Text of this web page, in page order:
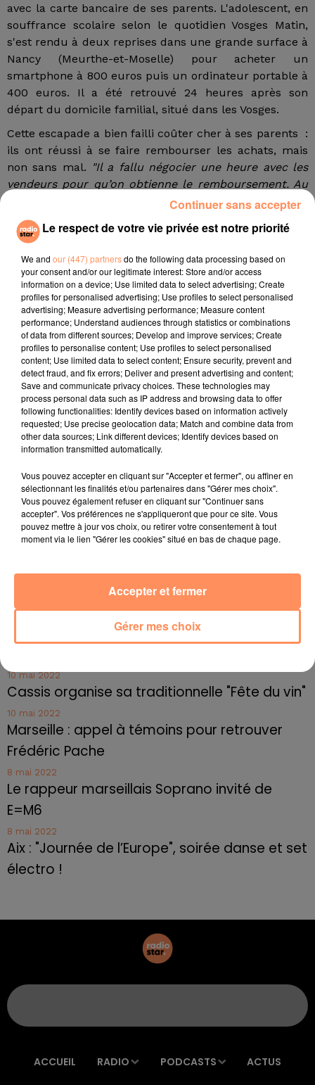
avec la carte bancaire de ses parents. L'adolescent, en
souffrance scolaire selon le quotidien Vosges Matin,
s'est rendu à deux reprises dans une grande surface à
Nancy (Meurthe-et-Moselle) pour acheter un
smartphone à 800 euros puis un ordinateur portable à
400 euros. Il a été retrouvé 24 heures après son
départ du domicile familial, situé dans les Vosges.
Cette escapade a bien failli coûter cher à ses parents :
ils ont réussi à se faire rembourser les achats, mais
non sans mal. "Il a fallu négocier une heure avec les
vendeurs pour qu’on obtienne le remboursement. Au
départ, ils ne voulaient pas nous dédommager car le
téléphone et l’ordinateur ont été sortis de leurs
emballages",explique la maman à nos confrères. Elle
les vendeurs n'avaient pas vérifié l'âge du jeune
homme ni cherché à savoir s'il était le détenteur de la
carte bancaire avec laquelle il avait réglé.
Au minimum, le vendeur soit "demander la carte
d’identité de l’acheteur mais aussi vérifier si la
signature de la personne correspond à celle qui figure
au dos de votre carte bancaire",a assuré l’avocat des
parents au journal.
Crédit photo : Pixabay
fil actus
4 juillet 2022
Radio Star Live avec Dadju
27 juin 2022
Marseille : une application pour mettre en
27 juin 2022
Le cocholed pour jouer à la pétanque
jusqu'au bout de la nuit !
10 mai 2022
Cassis organise sa traditionnelle "Fête du vin"
10 mai 2022
Marseille : appel à témoins pour retrouver
Frédéric Pache
8 mai 2022
Le rappeur marseillais Soprano invité de
E=M6
8 mai 2022
Aix : "Journée de l’Europe", soirée danse et set
électro !
ACCUEIL RADIO PODCASTS ACTUS
Le respect de votre vie privée est notre priorité
We and our (447) partnersdo the following data processing based on
your consent and/or our legitimate interest: Store and/or access
information on a device; Use limited data to select advertising; Create
profiles for personalised advertising; Use profiles to select personalised
advertising; Measure advertising performance; Measure content
performance; Understand audiences through statistics or combinations
of data from different sources; Develop and improve services; Create
profiles to personalise content; Use profiles to select personalised
content; Use limited data to select content; Ensure security, prevent and
detect fraud, and fix errors; Deliver and present advertising and content;
Save and communicate privacy choices. These technologies may
process personal data such as IP address and browsing data to offer
following functionalities: Identify devices based on information actively
requested; Use precise geolocation data; Match and combine data from
other data sources; Link different devices; Identify devices based on
information transmitted automatically.
Vous pouvez accepter en cliquant sur "Accepter et fermer", ou affiner en
sélectionnant les finalités et/ou partenaires dans "Gérer mes choix".
Vous pouvez également refuser en cliquant sur "Continuer sans
accepter". Vos préférences ne s'appliqueront que pour ce site. Vous
pouvez mettre à jour vos choix, ou retirer votre consentement à tout
moment via le lien "Gérer les cookies" situé en bas de chaque page.
Gérer mes choix
Accepter et fermer
Continuer sans accepter